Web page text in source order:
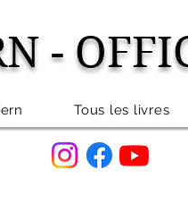
-
Tous les livres